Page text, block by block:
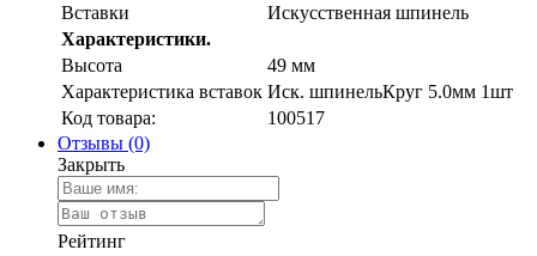
Вставки
Искусственная шпинель
Характеристики.
Высота
49 мм
Характеристика вставок Иск. шпинельКруг 5.0мм 1шт
Код товара:
100517
Отзывы (0)
Закрыть
Рейтинг